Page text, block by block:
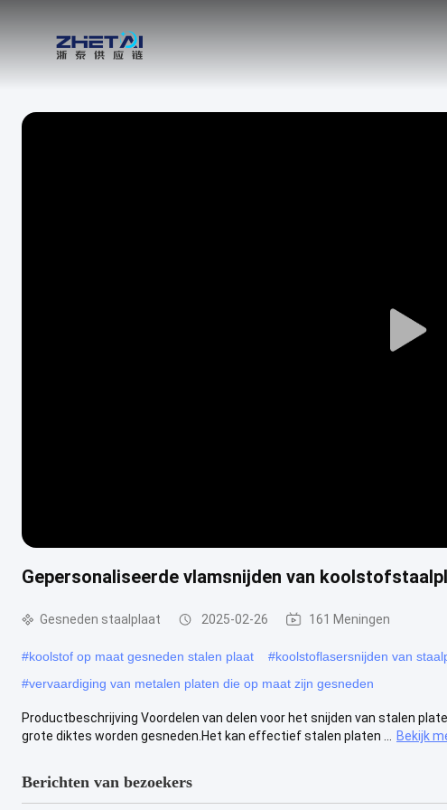
Play
Gepersonaliseerde vlamsnijden van
Gesneden staalplaat 2025-02-26 161 Meningen
#koolstof op maat gesneden stalen plaat #koolstoflasersnijden van
#vervaardiging van metalen platen die op maat zijn gesneden
Productbeschrijving Voordelen van delen voor het snijden van stalen
grote diktes worden gesneden.Het kan effectief stalen platen ...
Bekijk
Berichten van bezoekers